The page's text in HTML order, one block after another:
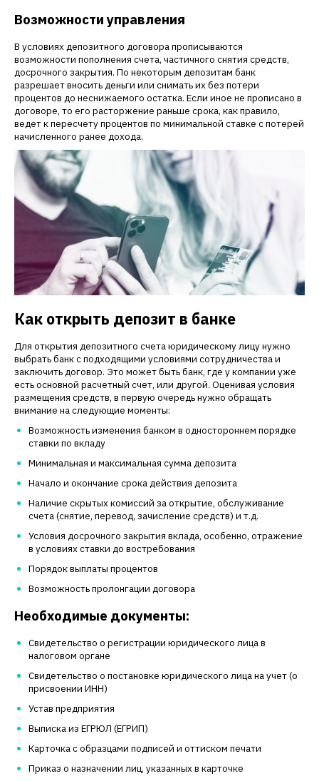
Возможности управления
В условиях депозитного договора прописываются
возможности пополнения счета, частичного снятия средств,
досрочного закрытия. По некоторым депозитам банк
разрешает вносить деньги или снимать их без потери
процентов до неснижаемого остатка. Если иное не прописано в
договоре, то его расторжение раньше срока, как правило,
ведет к пересчету процентов по минимальной ставке с потерей
начисленного ранее дохода.
Как открыть депозит в банке
Для открытия депозитного счета юридическому лицу нужно
выбрать банк с подходящими условиями сотрудничества и
заключить договор. Это может быть банк, где у компании уже
есть основной расчетный счет, или другой. Оценивая условия
размещения средств, в первую очередь нужно обращать
внимание на следующие моменты:
Возможность изменения банком в одностороннем порядке
ставки по вкладу
Минимальная и максимальная сумма депозита
Начало и окончание срока действия депозита
Наличие скрытых комиссий за открытие, обслуживание
счета (снятие, перевод, зачисление средств) и т.д.
Условия досрочного закрытия вклада, особенно, отражение
в условиях ставки до востребования
Порядок выплаты процентов
Возможность пролонгации договора
Необходимые документы:
Свидетельство о регистрации юридического лица в
налоговом органе
Свидетельство о постановке юридического лица на учет (о
присвоении ИНН)
Устав предприятия
Выписка из ЕГРЮЛ (ЕГРИП)
Карточка с образцами подписей и оттиском печати
Приказ о назначении лиц, указанных в карточке